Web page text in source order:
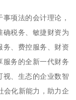
项法的会计理论，
确税务、敏捷财资为
务、费控服务、财资
服务的全新一代财务
视、生态的企业数智
会化新能力，助力企